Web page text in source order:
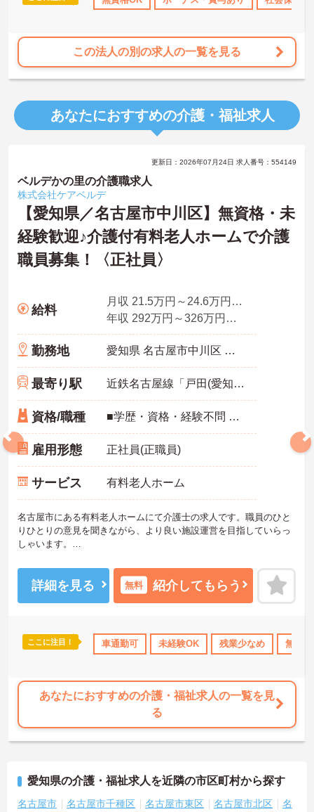
この法人の別の求人の一覧を見る
あなたにおすすめの介護・福祉求人
ス・賞与あり 社会保険完備 退職金制度あり
更新日：2026年07月24日 求人番号：554149
ベルデかの里の介護職求人
株式会社ケアベルデ
【愛知県／名古屋市中川区】無資格・未
経験歓迎♪介護付有料老人ホームで介護
職員募集！〈正社員〉
給料
月収 21.5万円～24.6万円程度 無資格～介護支援専門員モデル・夜勤4回換算
年収 292万円～326万円程度 諸手当・賞与込み
勤務地 愛知県 名古屋市中川区 江松5丁目157
最寄り駅 近鉄名古屋線「戸田(愛知)駅」バス・車6分
資格/職種 ■学歴・資格・経験不問 ■介護福祉士、介護支援専門員あれば尚可
雇用形態 正社員(正職員)
サービス 有料老人ホーム
名古屋市にある有料老人ホームにて介護士の求人です。職員のひと
りひとりの意見を聞きながら、より良い施設運営を目指していらっ
しゃいます。
が未経験・経験が浅くて不安という方でも安心してください。
また、残業は少なめであったり、7日連休の取得も可能であったりと
プライベートとの両立をされたい方にもおすすめの求人です。
詳細を見る 無料 紹介してもらう
ここに注目！ 車通勤可 未経験OK 残業少なめ 無資
あなたにおすすめの介護・福祉求人の一覧を見
る
愛知県の介護・福祉求人を近隣の市区町村から探す
名古屋市 名古屋市千種区 名古屋市東区 名古屋市北区
名